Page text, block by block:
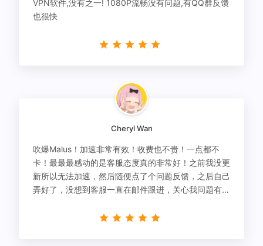
VPN软件,没有之一! 1080P流畅没有问题,有QQ群反馈
也很快
Cheryl Wan
吹爆Malus！加速非常有效！收费也不贵！一点都不
卡！最最最感动的是客服态度真的非常好！之前我没更
新所以无法加速，然后随便点了个问题反馈，之后自己
弄好了，没想到客服一直在邮件跟进，关心我问题有没